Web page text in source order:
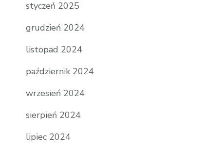
styczeń 2025
grudzień 2024
listopad 2024
październik 2024
wrzesień 2024
sierpień 2024
lipiec 2024